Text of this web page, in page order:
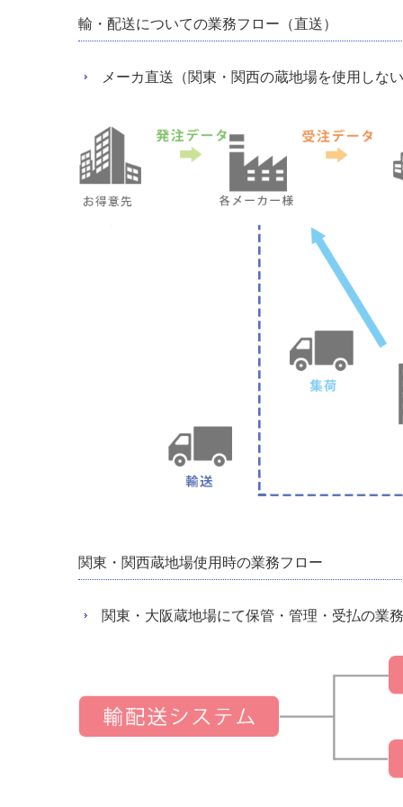
輸・配送についての業務フロー（直送）
メーカ直送（関東・関西の蔵地場を使用しな
関東・関西蔵地場使用時の業務フロー
関東・大阪蔵地場にて保管・管理・受払の業